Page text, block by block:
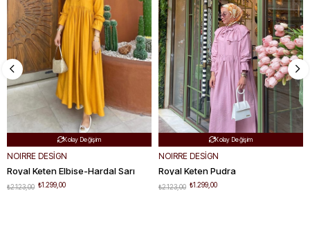
NOIRRE DESİGN
Royal Keten Elbise-Hardal Sarı
₺1.299,00
₺2.123,00
NOIRRE DESİGN
Royal Keten Pudra
₺1.299,00
₺2.123,00